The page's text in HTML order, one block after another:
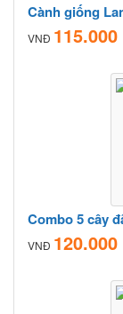
Cành giống
VNĐ 115.000
Combo 5 cây
VNĐ 120.000